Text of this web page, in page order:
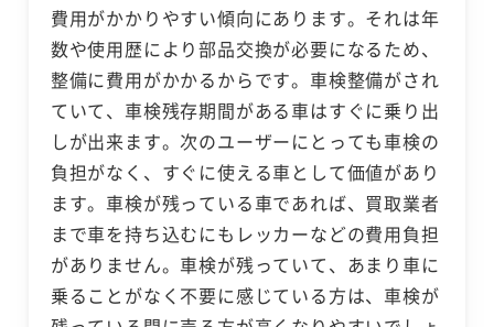
費用がかかりやすい傾向にあります。それは年
数や使用歴により部品交換が必要になるため、
整備に費用がかかるからです。車検整備がされ
ていて、車検残存期間がある車はすぐに乗り出
しが出来ます。次のユーザーにとっても車検の
負担がなく、すぐに使える車として価値があり
ます。車検が残っている車であれば、買取業者
まで車を持ち込むにもレッカーなどの費用負担
がありません。車検が残っていて、あまり車に
乗ることがなく不要に感じている方は、車検が